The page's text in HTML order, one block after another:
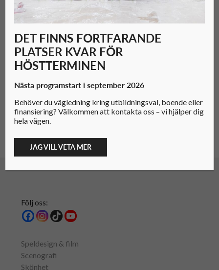
Mathilda Hagenius på Elle Galan i Norge
2026-06-04
Dubbel italiensk triumf: NABA och Istituto
Marangoni bland världens 50 bästa skolor
inom konst och design
Svenska studenten Gustav Craft vinner
prestigefyllt designpris i Milano
Följ oss:
Speldesign & film
Scenografi
Skönhet
DET FINNS FORTFARANDE
PLATSER KVAR FÖR
HÖSTTERMINEN
Nästa programstart i september 2026
Behöver du vägledning kring utbildningsval, boende eller
finansiering? Välkommen att kontakta oss – vi hjälper dig
hela vägen.
JAG VILL VETA MER